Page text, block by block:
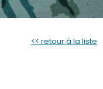
<< retour à la liste